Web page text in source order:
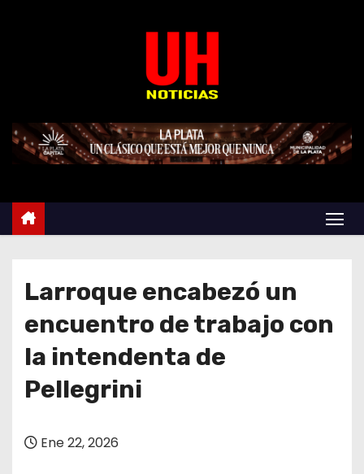
e
Larroque encabezó un
encuentro de trabajo con
la intendenta de
Pellegrini
Ene 22, 2026